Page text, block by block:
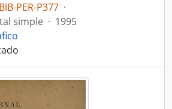
PER-P377 ·
simple · 1995